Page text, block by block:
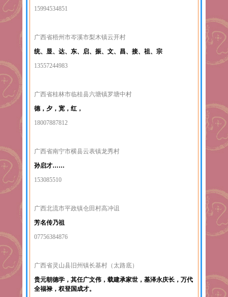
15994534851
广西省梧州市岑溪市梨木镇云开村
统、显、达、东、启、振、文、昌、接、祖、宗
13557244983
广西省桂林市临桂县六塘镇罗塘中村
德，夕，宽，红，
18007887812
广西省南宁市横县云表镇龙秀村
孙启才……
153085510
广西北流市平政镇仓田村高冲诅
芳名传乃祖
07756384876
广西省灵山县旧州镇长基村（太路底）
贵元朝德学，其任广文伟，载建承家世，基泽永庆长，万代
全福禄，权登国成才。